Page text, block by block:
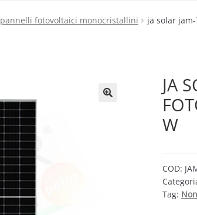
Contatti My account Produttori Sample
pannelli fotovoltaici monocristallini ja solar
JA
W
COD:
Tag: